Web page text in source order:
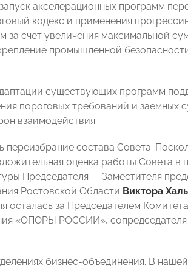
акселерационных программ
кодекс и применения
счет увеличения максимальной
промышленной
существующих программ
пороговых требований и заемных
взаимодействия.
состава Совета.
оценка работы Совета в
Председателя — Заместителя
Ростовской Области Виктора
осталась за Председателем
«ОПОРЫ РОССИИ», сопредседателя
бизнес-объединения. В